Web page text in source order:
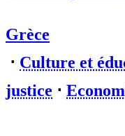
Grèce
⋅ Culture et
justice ⋅